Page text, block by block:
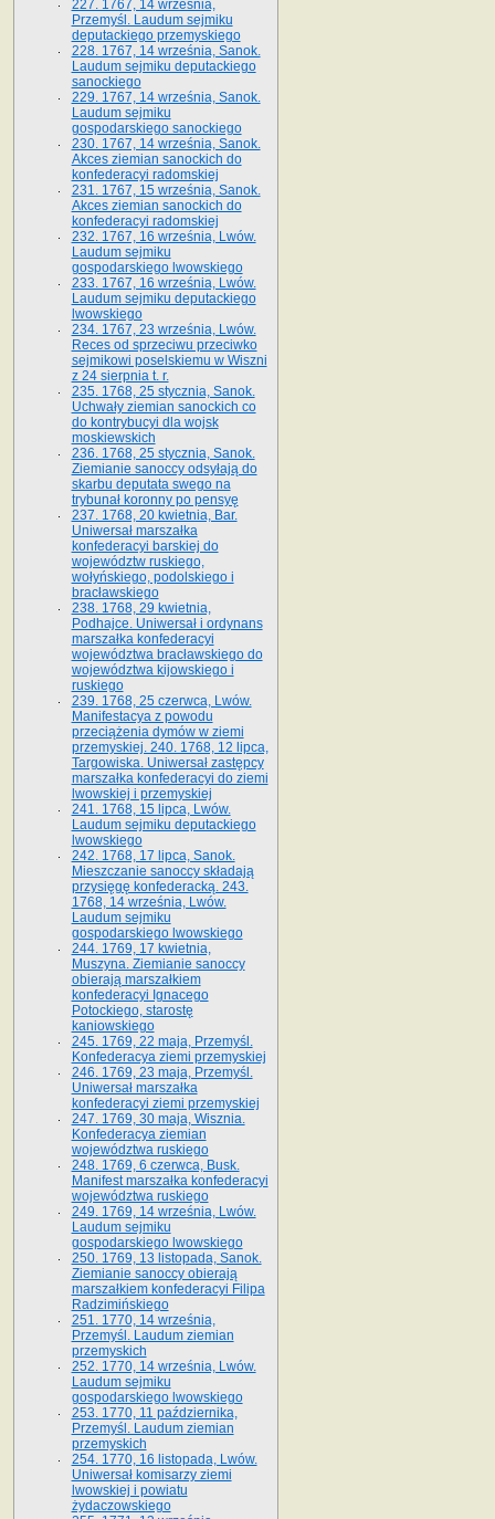
227. 1767, 14 września,
Przemyśl. Laudum sejmiku
deputackiego przemyskiego
228. 1767, 14 września, Sanok.
Laudum sejmiku deputackiego
sanockiego
229. 1767, 14 września, Sanok.
Laudum sejmiku
gospodarskiego sanockiego
230. 1767, 14 września, Sanok.
Akces ziemian sanockich do
konfederacyi radomskiej
231. 1767, 15 września, Sanok.
Akces ziemian sanockich do
konfederacyi radomskiej
232. 1767, 16 września, Lwów.
Laudum sejmiku
gospodarskiego lwowskiego
233. 1767, 16 września, Lwów.
Laudum sejmiku deputackiego
lwowskiego
234. 1767, 23 września, Lwów.
Reces od sprzeciwu przeciwko
sejmikowi poselskiemu w Wiszni
z 24 sierpnia t. r.
235. 1768, 25 stycznia, Sanok.
Uchwały ziemian sanockich co
do kontrybucyi dla wojsk
moskiewskich
236. 1768, 25 stycznia, Sanok.
Ziemianie sanoccy odsyłają do
skarbu deputata swego na
trybunał koronny po pensyę
237. 1768, 20 kwietnia, Bar.
Uniwersał marszałka
konfederacyi barskiej do
województw ruskiego,
wołyńskiego, podolskiego i
bracławskiego
238. 1768, 29 kwietnia,
Podhajce. Uniwersał i ordynans
marszałka konfederacyi
województwa bracławskiego do
wo­jewództwa kijowskiego i
ruskiego
239. 1768, 25 czerwca, Lwów.
Manifestacya z powodu
przeciążenia dymów w ziemi
przemyskiej. 240. 1768, 12 lipca,
Targowiska. Uniwersał zastępcy
marszałka konfederacyi do ziemi
lwowskiej i przemyskiej
241. 1768, 15 lipca, Lwów.
Laudum sejmiku deputackiego
lwowskiego
242. 1768, 17 lipca, Sanok.
Mieszczanie sanoccy składają
przysięgę konfederacką. 243.
1768, 14 września, Lwów.
Laudum sejmiku
gospodarskiego lwowskiego
244. 1769, 17 kwietnia,
Muszyna. Ziemianie sanoccy
obierają marszałkiem
konfederacyi Ignacego
Potockiego, starostę
kaniowskiego
245. 1769, 22 maja, Przemyśl.
Konfederacya ziemi przemyskiej
246. 1769, 23 maja, Przemyśl.
Uniwersał marszałka
konfederacyi ziemi przemyskiej
247. 1769, 30 maja, Wisznia.
Konfederacya ziemian
województwa ruskiego
248. 1769, 6 czerwca, Busk.
Manifest marszałka konfederacyi
województwa ruskiego
249. 1769, 14 września, Lwów.
Laudum sejmiku
gospodarskiego lwowskiego
250. 1769, 13 listopada, Sanok.
Ziemianie sanoccy obierają
marszałkiem konfederacyi Filipa
Radzimińskiego
251. 1770, 14 września,
Przemyśl. Laudum ziemian
przemyskich
252. 1770, 14 września, Lwów.
Laudum sejmiku
gospodarskiego lwowskiego
253. 1770, 11 października,
Przemyśl. Laudum ziemian
przemyskich
254. 1770, 16 listopada, Lwów.
Uniwersał komisarzy ziemi
lwowskiej i powiatu
żydaczowskiego